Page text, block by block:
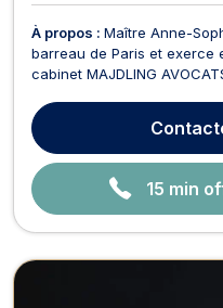
À propos : Maître Anne-
barreau de Paris et exerce
cabinet MAJDLING
commercial et
Elle conseille et représente
15 min